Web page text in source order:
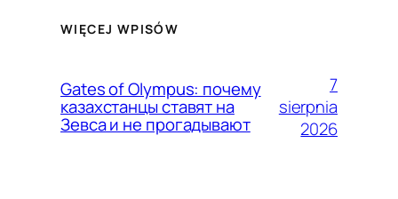
WIĘCEJ WPISÓW
Gates of Olympus: почему
казахстанцы ставят на
Зевса и не прогадывают
7
sierpnia
2026